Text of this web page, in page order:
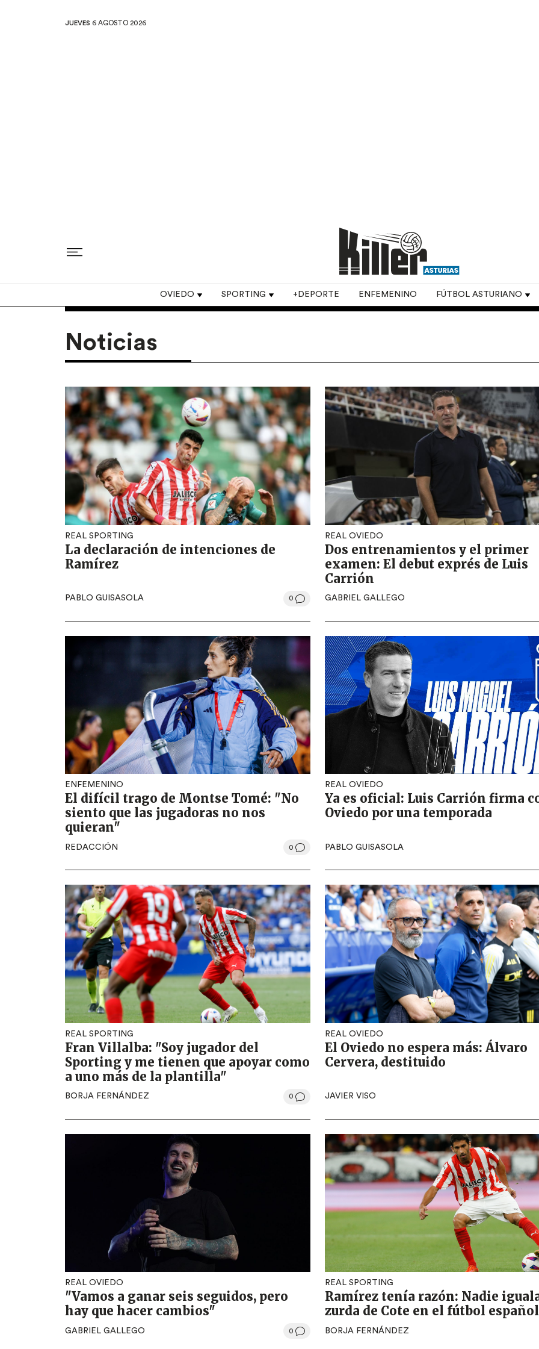
JUEVES 6 AGOSTO 2026
Top navigation
OVIEDO SPORTING +DEPORTE ENFEMENINO FÚTBOL ASTURIANO
Noticias
REAL SPORTING
La declaración de intenciones de
Ramírez
PABLO GUISASOLA 0
REAL OVIEDO
Dos entrenamientos y el primer
examen: El debut exprés de Luis
Carrión
GABRIEL GALLEGO
ENFEMENINO
El difícil trago de Montse Tomé: "No
siento que las jugadoras no nos
quieran"
REDACCIÓN 0
REAL OVIEDO
Ya es oficial: Luis Carrión firma
Oviedo por una temporada
PABLO GUISASOLA
REAL SPORTING
Fran Villalba: "Soy jugador del
Sporting y me tienen que apoyar como
a uno más de la plantilla"
BORJA FERNÁNDEZ 0
REAL OVIEDO
El Oviedo no espera más: Álvaro
Cervera, destituido
JAVIER VISO
REAL OVIEDO
"Vamos a ganar seis seguidos, pero
hay que hacer cambios"
GABRIEL GALLEGO 0
REAL SPORTING
Ramírez tenía razón: Nadie
zurda de Cote en el fútbol español
BORJA FERNÁNDEZ